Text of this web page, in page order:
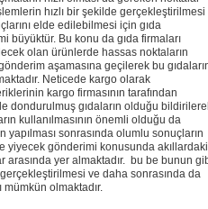
hızlı bir şekilde gerçekleştirilmesi
elde edilebilmesi için gıda
büyüktür. Bu konu da gıda firmaları
olan ürünlerde hassas noktaların
aşamasına geçilerek bu
Neticede kargo olarak
kargo firmasının tarafından
dondurulmuş gıdaların olduğu
kullanılmasının önemli olduğu da
sonrasında olumlu sonuçların
yiyecek gönderimi konusunda akıllardaki
arasında yer almaktadır. bu be bunun
ve daha sonrasında da
olmaktadır.